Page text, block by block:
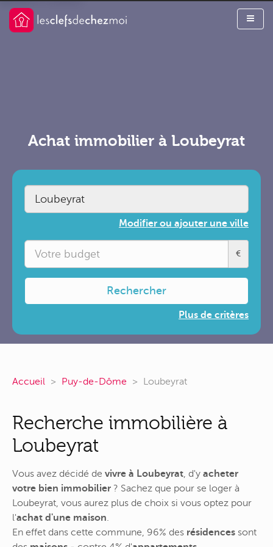
Achat immobilier à Loubeyrat
Modifier ou ajouter une ville
€
Rechercher
Plus de critères
Accueil Puy-de-Dôme Loubeyrat
Recherche immobilière à
Loubeyrat
Vous avez décidé de vivre à Loubeyrat, d'y acheter
votre bien immobilier ? Sachez que pour se loger à
Loubeyrat, vous aurez plus de choix si vous optez pour
l'achat d'une maison.
En effet dans cette commune, 96% des résidences sont